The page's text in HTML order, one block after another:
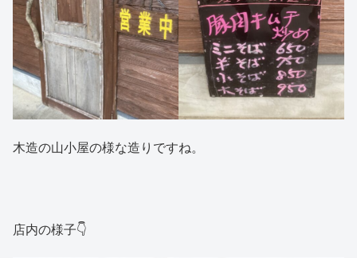
木造の山小屋の様な造りですね。
店内の様子👇